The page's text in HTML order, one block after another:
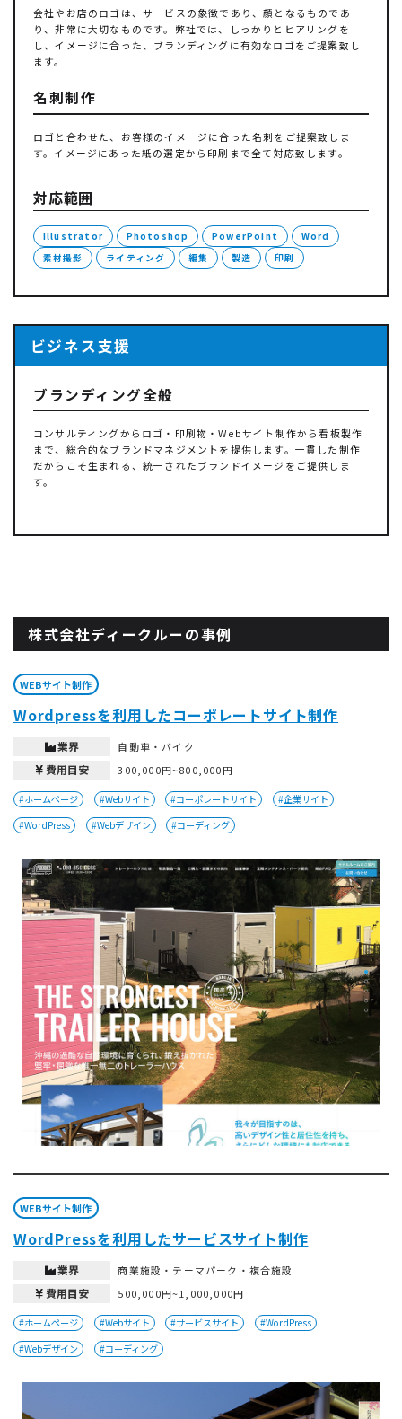
会社やお店のロゴは、サービスの象徴であり、顔となるものであ
り、非常に大切なものです。弊社では、しっかりとヒアリングを
し、イメージに合った、ブランディングに有効なロゴをご提案致し
ます。
名刺制作
ロゴと合わせた、お客様のイメージに合った名刺をご提案致しま
す。イメージにあった紙の選定から印刷まで全て対応致します。
対応範囲
Illustrator Photoshop PowerPoint
Word
素材撮影
ライティング 編集 製造 印刷
ビジネス支援
ブランディング全般
コンサルティングからロゴ・印刷物・Webサイト制作から看板製作
まで、総合的なブランドマネジメントを提供します。一貫した制作
だからこそ生まれる、統一されたブランドイメージをご提供しま
す。
株式会社ディークルーの事例
WEBサイト制作
Wordpressを利用したコーポレートサイト制作
業界 自動車・バイク
費用目安 300,000円~800,000円
#ホームページ #Webサイト #コーポレートサイト
#企業サイト
#WordPress
#Webデザイン #コーディング
WEBサイト制作
WordPressを利用したサービスサイト制作
業界 商業施設・テーマパーク・複合施設
費用目安 500,000円~1,000,000円
#ホームページ #Webサイト #サービスサイト
#WordPress
#Webデザイン
#コーディング